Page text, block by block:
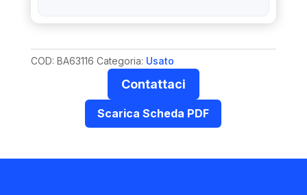
COD: BA63116 Categoria: Usato
Contattaci
Scarica Scheda PDF